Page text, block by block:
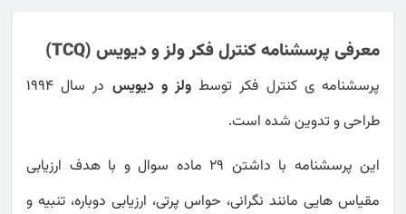
معرفی پرسشنامه کنترل فکر ولز و دیویس (TCQ)
پرسشنامه ی کنترل فکر توسط ولز و دیویس
در سال 1994
طراحی و تدوین شده است.
این پرسشنامه با داشتن 29 ماده سوال و با هدف ارزیابی
مقیاس هایی مانند نگرانی، حواس پرتی، ارزیابی دوباره، تنبیه و